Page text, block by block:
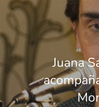
Juana